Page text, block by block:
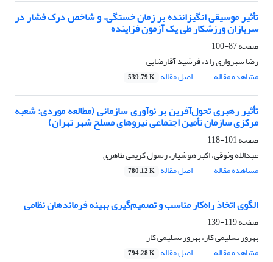
تأثیر موسیقی انگیزاننده بر زمان خستگی، و شاخص درک فشار در
سربازان ورزشکار طی یک آزمون فزاینده
صفحه87-100
رضا سبزواری راد، فرشید آقارضایی
مشاهده مقاله
اصل مقاله 539.79 K
تأثیر رهبری تحول‌آفرین بر نوآوری سازمانی (مطالعه موردی: شعبه
مرکزی سازمان تأمین اجتماعی نیروهای مسلح شهر تهران)
صفحه101-118
عبدالله وثوقی، اکبر هوشیار، رسول کریمی طاهری
مشاهده مقاله
اصل مقاله 780.12 K
الگوی اتخاذ راه‌کار مناسب و تصمیم‌گیری بهینه فرماندهان نظامی
صفحه119-139
بهروز تسلیمی کار، بهروز تسلیمی کار
مشاهده مقاله
اصل مقاله 794.28 K